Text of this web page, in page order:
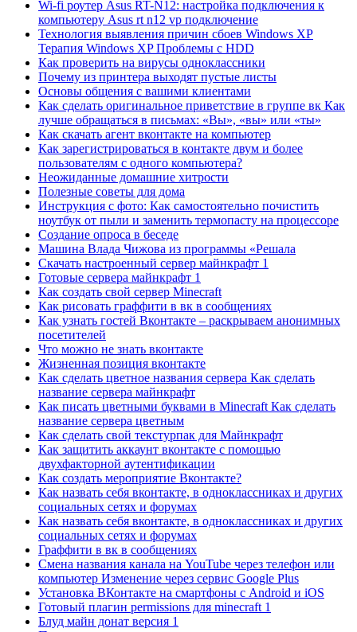
Wi-fi роутер Asus RT-N12: настройка подключения к
компьютеру Asus rt n12 vp подключение
Технология выявления причин сбоев Windows XP
Терапия Windows XP Проблемы с HDD
Как проверить на вирусы одноклассники
Почему из принтера выходят пустые листы
Основы общения с вашими клиентами
Как сделать оригинальное приветствие в группе вк Как
лучше обращаться в письмах: «Вы», «вы» или «ты»
Как скачать агент вконтакте на компьютер
Как зарегистрироваться в контакте двум и более
пользователям с одного компьютера?
Неожиданные домашние хитрости
Полезные советы для дома
Инструкция с фото: Как самостоятельно почистить
ноутбук от пыли и заменить термопасту на процессоре
Создание опроса в беседе
Машина Влада Чижова из программы «Решала
Скачать настроенный сервер майнкрафт 1
Готовые сервера майнкрафт 1
Как создать свой сервер Minecraft
Как рисовать граффити в вк в сообщениях
Как узнать гостей Вконтакте – раскрываем анонимных
посетителей
Что можно не знать вконтакте
Жизненная позиция вконтакте
Как сделать цветное названия сервера Как сделать
название сервера майнкрафт
Как писать цветными буквами в Minecraft Как сделать
название сервера цветным
Как сделать свой текстурпак для Майнкрафт
Как защитить аккаунт вконтакте с помощью
двухфакторной аутентификации
Как создать мероприятие Вконтакте?
Как назвать себя вконтакте, в одноклассниках и других
социальных сетях и форумах
Как назвать себя вконтакте, в одноклассниках и других
социальных сетях и форумах
Граффити в вк в сообщениях
Смена названия канала на YouTube через телефон или
компьютер Изменение через сервис Google Plus
Установка ВКонтакте на смартфоны с Android и iOS
Готовый плагин permissions для minecraft 1
Блуд майн донат версия 1